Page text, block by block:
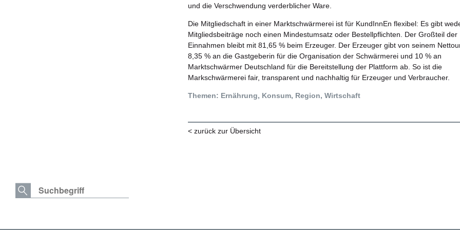
und die Verschwendung verderblicher Ware.
Die Mitgliedschaft in einer Marktschwärmerei ist für KundInnEn flexibel: Es gibt
Mitgliedsbeiträge noch einen Mindestumsatz oder Bestellpflichten. Der Großteil der
Einnahmen bleibt mit 81,65 % beim Erzeuger. Der Erzeuger gibt von seinem
8,35 % an die Gastgeberin für die Organisation der Schwärmerei und 10 % an
Marktschwärmer Deutschland für die Bereitstellung der Plattform ab. So ist die
Markschwärmerei fair, transparent und nachhaltig für Erzeuger und Verbraucher.
Themen: Ernährung, Konsum, Region, Wirtschaft
< zurück zur Übersicht